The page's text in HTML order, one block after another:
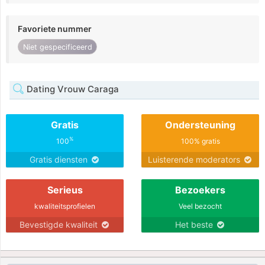
Favoriete nummer
Niet gespecificeerd
Dating Vrouw Caraga
Gratis
100%
Gratis diensten
Ondersteuning
100% gratis
Luisterende moderators
Serieus
kwaliteitsprofielen
Bevestigde kwaliteit
Bezoekers
Veel bezocht
Het beste